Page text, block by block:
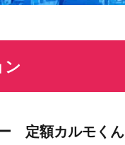
ン
定額カルモくん